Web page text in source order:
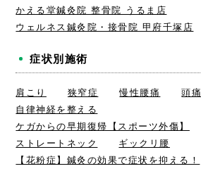
かえる堂鍼灸院 整骨院 うるま店
ウェルネス鍼灸院・接骨院 甲府千塚店
症状別施術
肩こり 狭窄症 慢性腰痛 頭痛
自律神経を整える
ケガからの早期復帰【スポーツ外傷】
ストレートネック
ギックリ腰
【花粉症】鍼灸の効果で症状を抑える！